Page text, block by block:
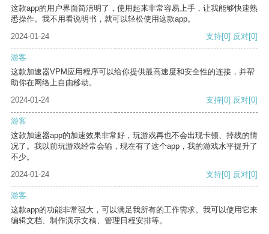
这款app的用户界面简洁明了，使用起来非常容易上手，让我能够快速熟
悉操作。我不用看说明书，就可以轻松使用这款app。
2024-01-24
支持[0] 反对[0]
游客
这款加速器VPM应用程序可以给你提供最高速度和安全性的连接，并帮
助你在网络上自由移动。
2024-01-24
支持[0] 反对[0]
游客
这款加速器app的加速效果非常好，玩游戏再也不会出现卡顿、掉线的情
况了。我以前玩游戏经常会输，现在有了这个app，我的游戏水平提升了
不少。
2024-01-24
支持[0] 反对[0]
游客
这款app的功能非常强大，可以满足我所有的工作需求。我可以使用它来
编辑文档、制作演示文稿、管理日程安排等。